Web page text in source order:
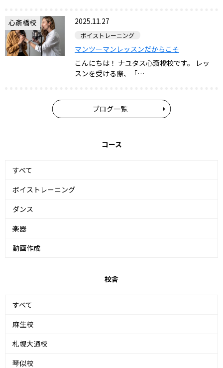
心斎橋校 2025.11.27
ボイストレーニング
マンツーマンレッスンだからこそ
こんにちは！ ナユタス心斎橋校です。 レッ
スンを受ける際、「…
ブログ一覧
コース
すべて
ボイストレーニング
ダンス
楽器
動画作成
校舎
すべて
麻生校
札幌大通校
琴似校